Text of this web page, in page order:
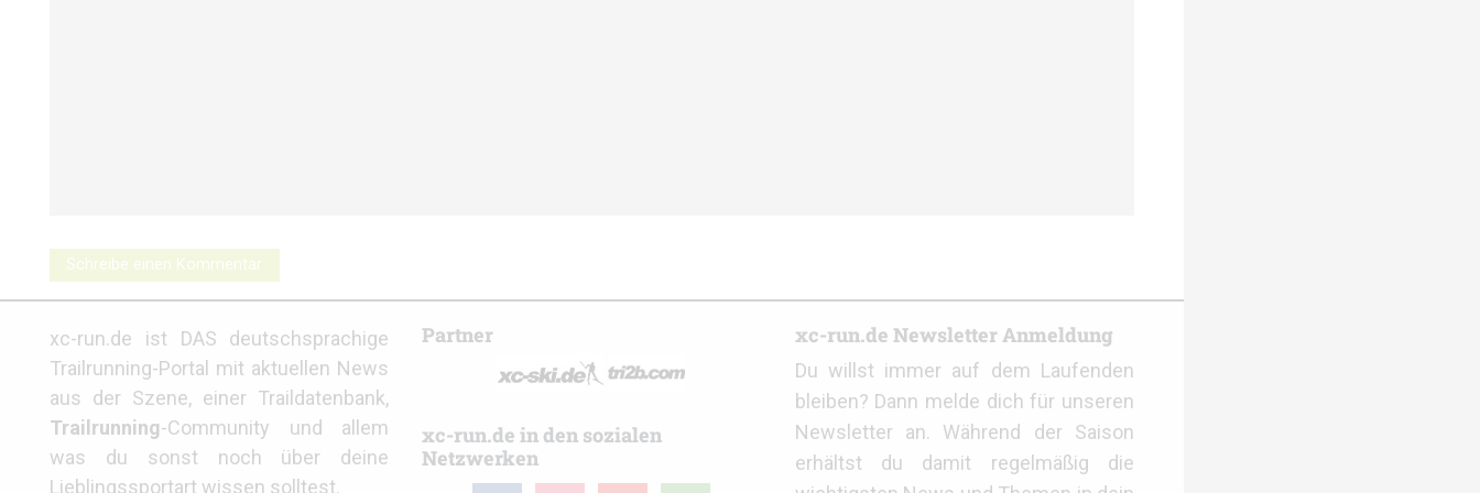
Schreibe einen Kommentar
xc-run.de ist DAS deutschsprachige
Trailrunning-Portal mit aktuellen News
aus der Szene, einer Traildatenbank,
Trailrunning-Community und allem
was du sonst noch über deine
Lieblingssportart wissen solltest.
Partner
xc-run.de in den sozialen
Netzwerken
xc-run.de Newsletter Anmeldung
Du willst immer auf dem Laufenden
bleiben? Dann melde dich für unseren
Newsletter an. Während der Saison
erhältst du damit regelmäßig die